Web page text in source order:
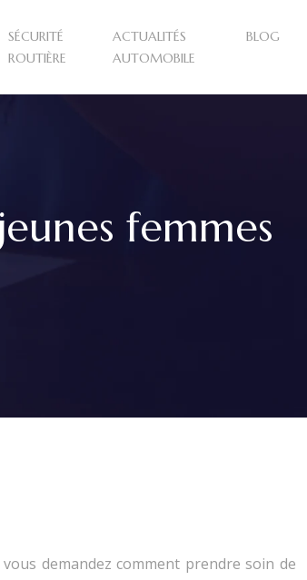
SÉCURITÉ
ROUTIÈRE
ACTUALITÉS
AUTOMOBILE
BLOG
femmes
demandez comment prendre soin de